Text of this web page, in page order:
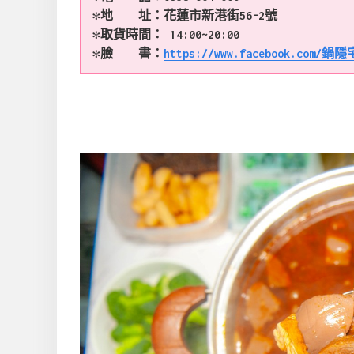
✼地 址：花蓮市新港街56-2號
✼取貨時間： 14:00~20:00
✼臉 書： https://www.facebook.com/鍋隱